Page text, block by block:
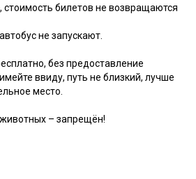
стоимость билетов не возвращаются
не запускают.
без предоставление
ввиду, путь не близкий, лучше
место.
– запрещён!